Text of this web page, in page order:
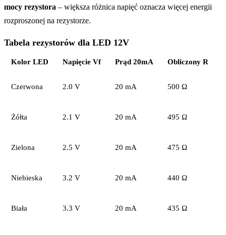
mocy rezystora – większa różnica napięć oznacza więcej energii
rozproszonej na rezystorze.
Tabela rezystorów dla LED 12V
Kolor LED Napięcie Vf Prąd 20mA Obliczony R
Czerwona 2.0 V 20 mA 500 Ω
Żółta 2.1 V 20 mA 495 Ω
Zielona 2.5 V 20 mA 475 Ω
Niebieska 3.2 V 20 mA 440 Ω
Biała 3.3 V 20 mA 435 Ω